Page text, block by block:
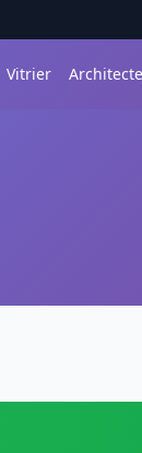
Vitrier